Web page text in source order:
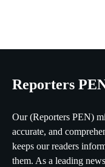
Reporters
Our (Reporters PEN)
accurate, and
keeps our readers
them. As a leading